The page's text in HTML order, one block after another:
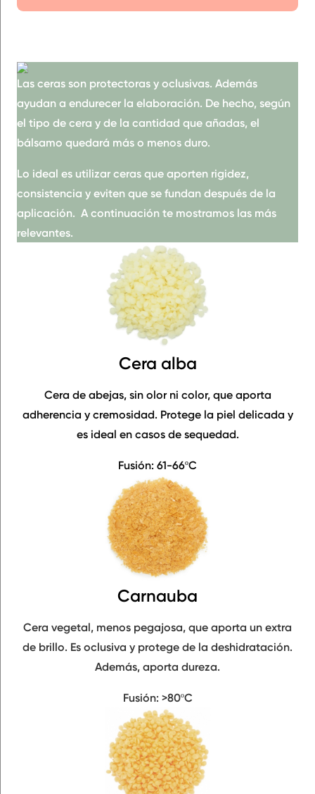
Las ceras son protectoras y oclusivas. Además
ayudan a endurecer la elaboración. De hecho, según
el tipo de cera y de la cantidad que añadas, el
bálsamo quedará más o menos duro.
Lo ideal es utilizar ceras que aporten rigidez,
consistencia y eviten que se fundan después de la
aplicación. A continuación te mostramos las más
relevantes.
Cera alba
Cera de abejas, sin olor ni color, que aporta
adherencia y cremosidad. Protege la piel delicada y
es ideal en casos de sequedad.
Fusión: 61-66ºC
Carnauba
Cera vegetal, menos pegajosa, que aporta un extra
de brillo. Es oclusiva y protege de la deshidratación.
Además, aporta dureza.
Fusión: >80ºC